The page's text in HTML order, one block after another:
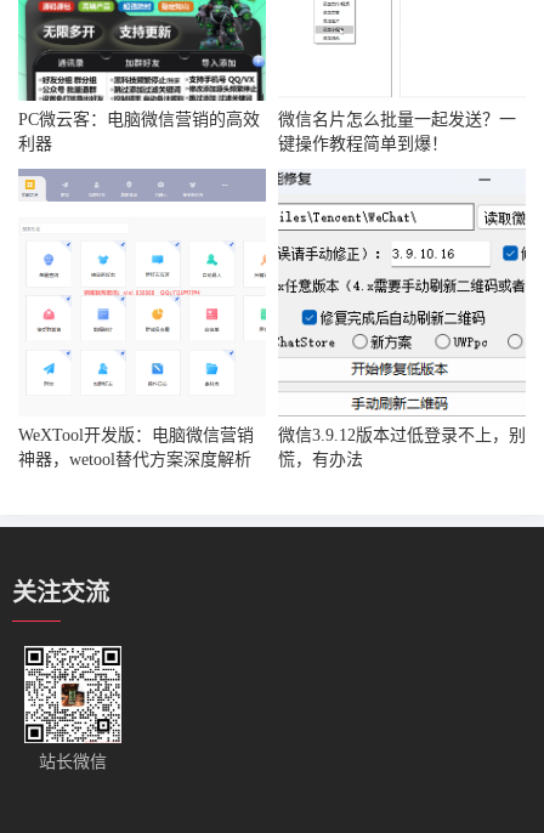
PC微云客：电脑微信营销的高效
利器
微信名片怎么批量一起发送？一
键操作教程简单到爆！
WeXTool开发版：电脑微信营销
神器，wetool替代方案深度解析
微信3.9.12版本过低登录不上，别
慌，有办法
关注交流
站长微信